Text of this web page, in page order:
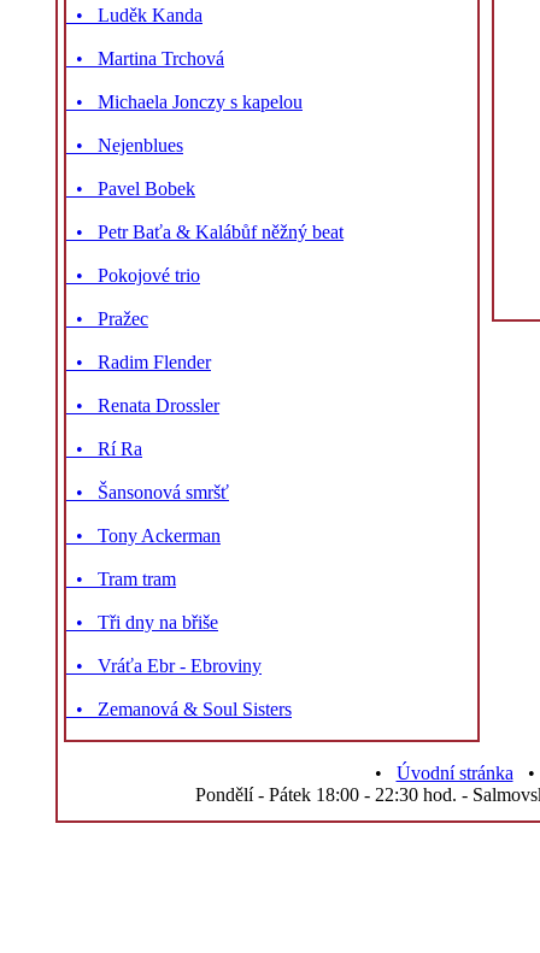
• Luděk Kanda
• Martina Trchová
• Michaela Jonczy s kapelou
• Nejenblues
• Pavel Bobek
• Petr Baťa & Kalábůf něžný beat
• Pokojové trio
• Pražec
• Radim Flender
• Renata Drossler
• Rí Ra
• Šansonová smršť
• Tony Ackerman
• Tram tram
• Tři dny na břiše
• Vráťa Ebr - Ebroviny
• Zemanová & Soul Sisters
• Úvodní stránka
Pondělí - Pátek 18:00 - 22:30 hod. -